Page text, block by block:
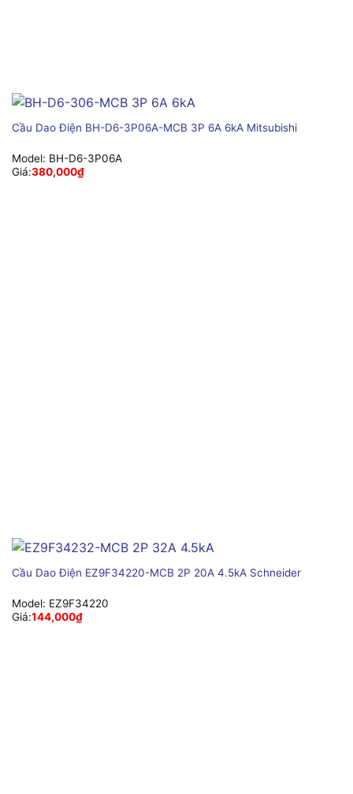
Cầu Dao Điện BH-D6-3P06A-MCB 3P 6A 6kA Mitsubishi
Model: BH-D6-3P06A
Giá:380,000₫
Cầu Dao Điện EZ9F34220-MCB 2P 20A 4.5kA Schneider
Model: EZ9F34220
Giá:144,000₫